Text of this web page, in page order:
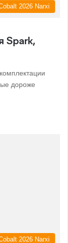
2026 Narxi
Spark,
дороже
2026 Narxi